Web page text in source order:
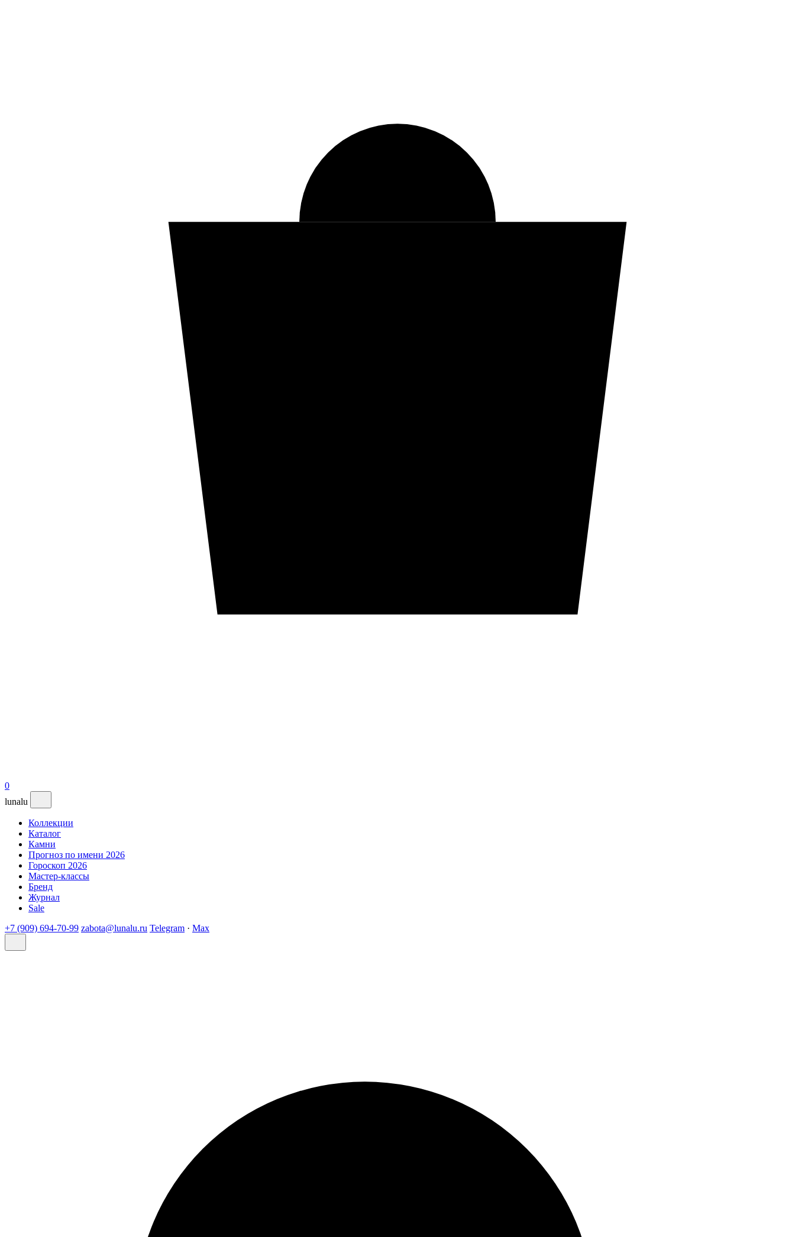
0
lunalu
Коллекции
Каталог
Камни
Прогноз по имени 2026
Гороскоп 2026
Мастер-классы
Бренд
Журнал
Sale
+7 (909) 694-70-99 zabota@lunalu.ru Telegram · Max